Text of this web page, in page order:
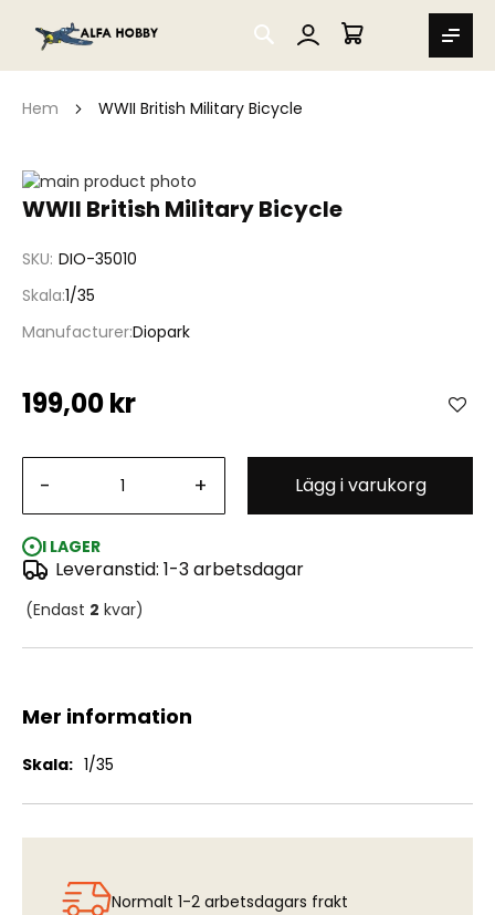
SEARCH
MIN VARUKORG
Hem WWII British Military Bicycle
WWII British Military Bicycle
SKU DIO-35010
Skala 1/35
ManufacturerDiopark
199,00 kr
- + Lägg i varukorg
I LAGER
Leveranstid: 1-3 arbetsdagar
(Endast 2 kvar)
Hoppa
till
bildgalleriet
Hoppa
av
bildgalleriet
Mer information
Mer
1/35
Normalt 1-2 arbetsdagars frakt